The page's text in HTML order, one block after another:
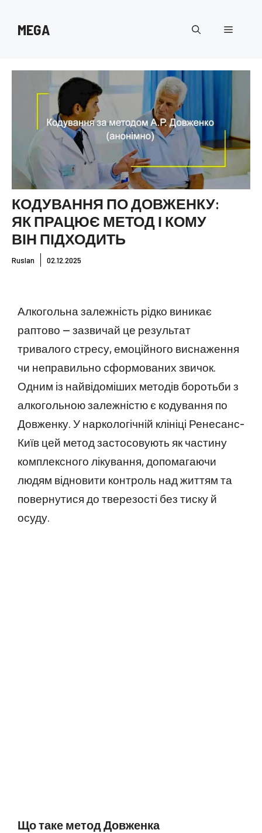
MEGA Меню
КОДУВАННЯ ПО ДОВЖЕНКУ:
ЯК ПРАЦЮЄ МЕТОД І КОМУ
ВІН ПІДХОДИТЬ
Ruslan 02.12.2025
Алкогольна залежність рідко виникає
раптово — зазвичай це результат
тривалого стресу, емоційного виснаження
чи неправильно сформованих звичок.
Одним із найвідоміших методів боротьби з
алкогольною залежністю є кодування по
Довженку. У наркологічній клініці Ренесанс-
Київ цей метод застосовують як частину
комплексного лікування, допомагаючи
людям відновити контроль над життям та
повернутися до тверезості без тиску й
осуду.
Що таке метод Довженка